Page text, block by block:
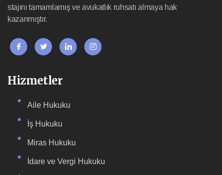
stajını tamamlamış ve avukatlık ruhsatı almaya hak
kazanmıştır.
Hizmetler
Aile Hukuku
İş Hukuku
Miras Hukuku
İdare ve Vergi Hukuku